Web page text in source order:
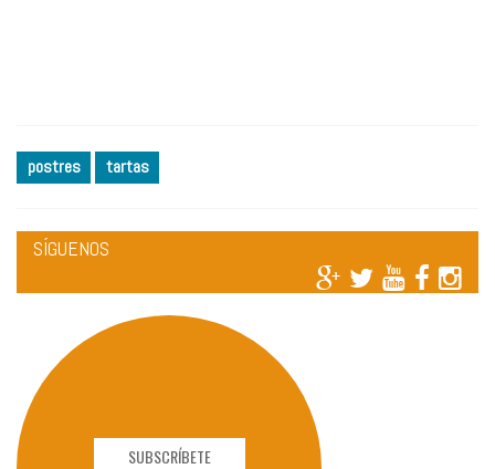
postres tartas
SÍGUENOS
SUBSCRÍBETE